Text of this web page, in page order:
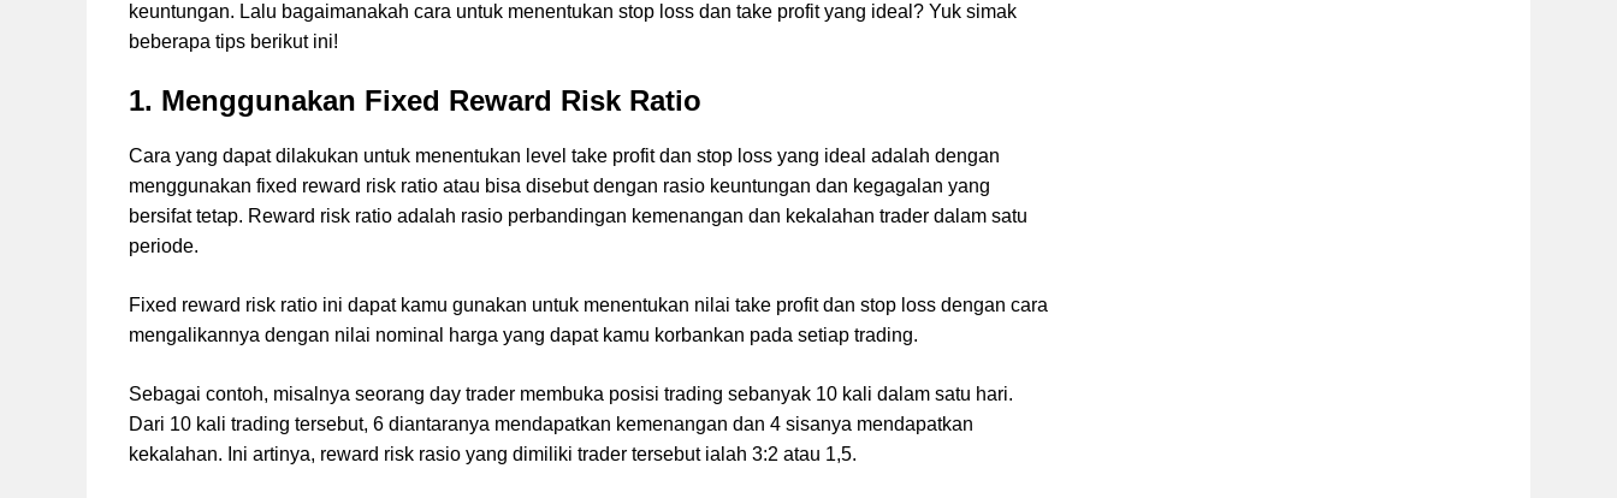
keuntungan. Lalu bagaimanakah cara untuk menentukan stop loss dan take profit yang ideal? Yuk simak
beberapa tips berikut ini!
1. Menggunakan Fixed Reward Risk Ratio
Cara yang dapat dilakukan untuk menentukan level take profit dan stop loss yang ideal adalah dengan
menggunakan fixed reward risk ratio atau bisa disebut dengan rasio keuntungan dan kegagalan yang
bersifat tetap. Reward risk ratio adalah rasio perbandingan kemenangan dan kekalahan trader dalam satu
periode.
Fixed reward risk ratio ini dapat kamu gunakan untuk menentukan nilai take profit dan stop loss dengan cara
mengalikannya dengan nilai nominal harga yang dapat kamu korbankan pada setiap trading.
Sebagai contoh, misalnya seorang day trader membuka posisi trading sebanyak 10 kali dalam satu hari.
Dari 10 kali trading tersebut, 6 diantaranya mendapatkan kemenangan dan 4 sisanya mendapatkan
kekalahan. Ini artinya, reward risk rasio yang dimiliki trader tersebut ialah 3:2 atau 1,5.